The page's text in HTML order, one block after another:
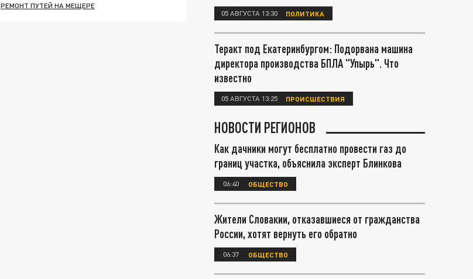
РЕМОНТ ПУТЕЙ НА МЕЩЕРЕ
05 АВГУСТА 13:30 ПОЛИТИКА
Теракт под Екатеринбургом: Подорвана машина
директора производства БПЛА "Упырь". Что
известно
05 АВГУСТА 13:25 ПРОИСШЕСТВИЯ
НОВОСТИ РЕГИОНОВ
Как дачники могут бесплатно провести газ до
границ участка, объяснила эксперт Блинкова
06:40 ОБЩЕСТВО
Жители Словакии, отказавшиеся от гражданства
России, хотят вернуть его обратно
06:37 ОБЩЕСТВО